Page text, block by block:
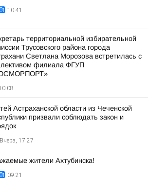
10:41
территориальной избирательной
Трусовского района города
Светлана Морозова встретилась с
филиала ФГУП
Астраханской области из Чеченской
призвали соблюдать закон и
Вчера, 17:27
жители Ахтубинска!
09:21